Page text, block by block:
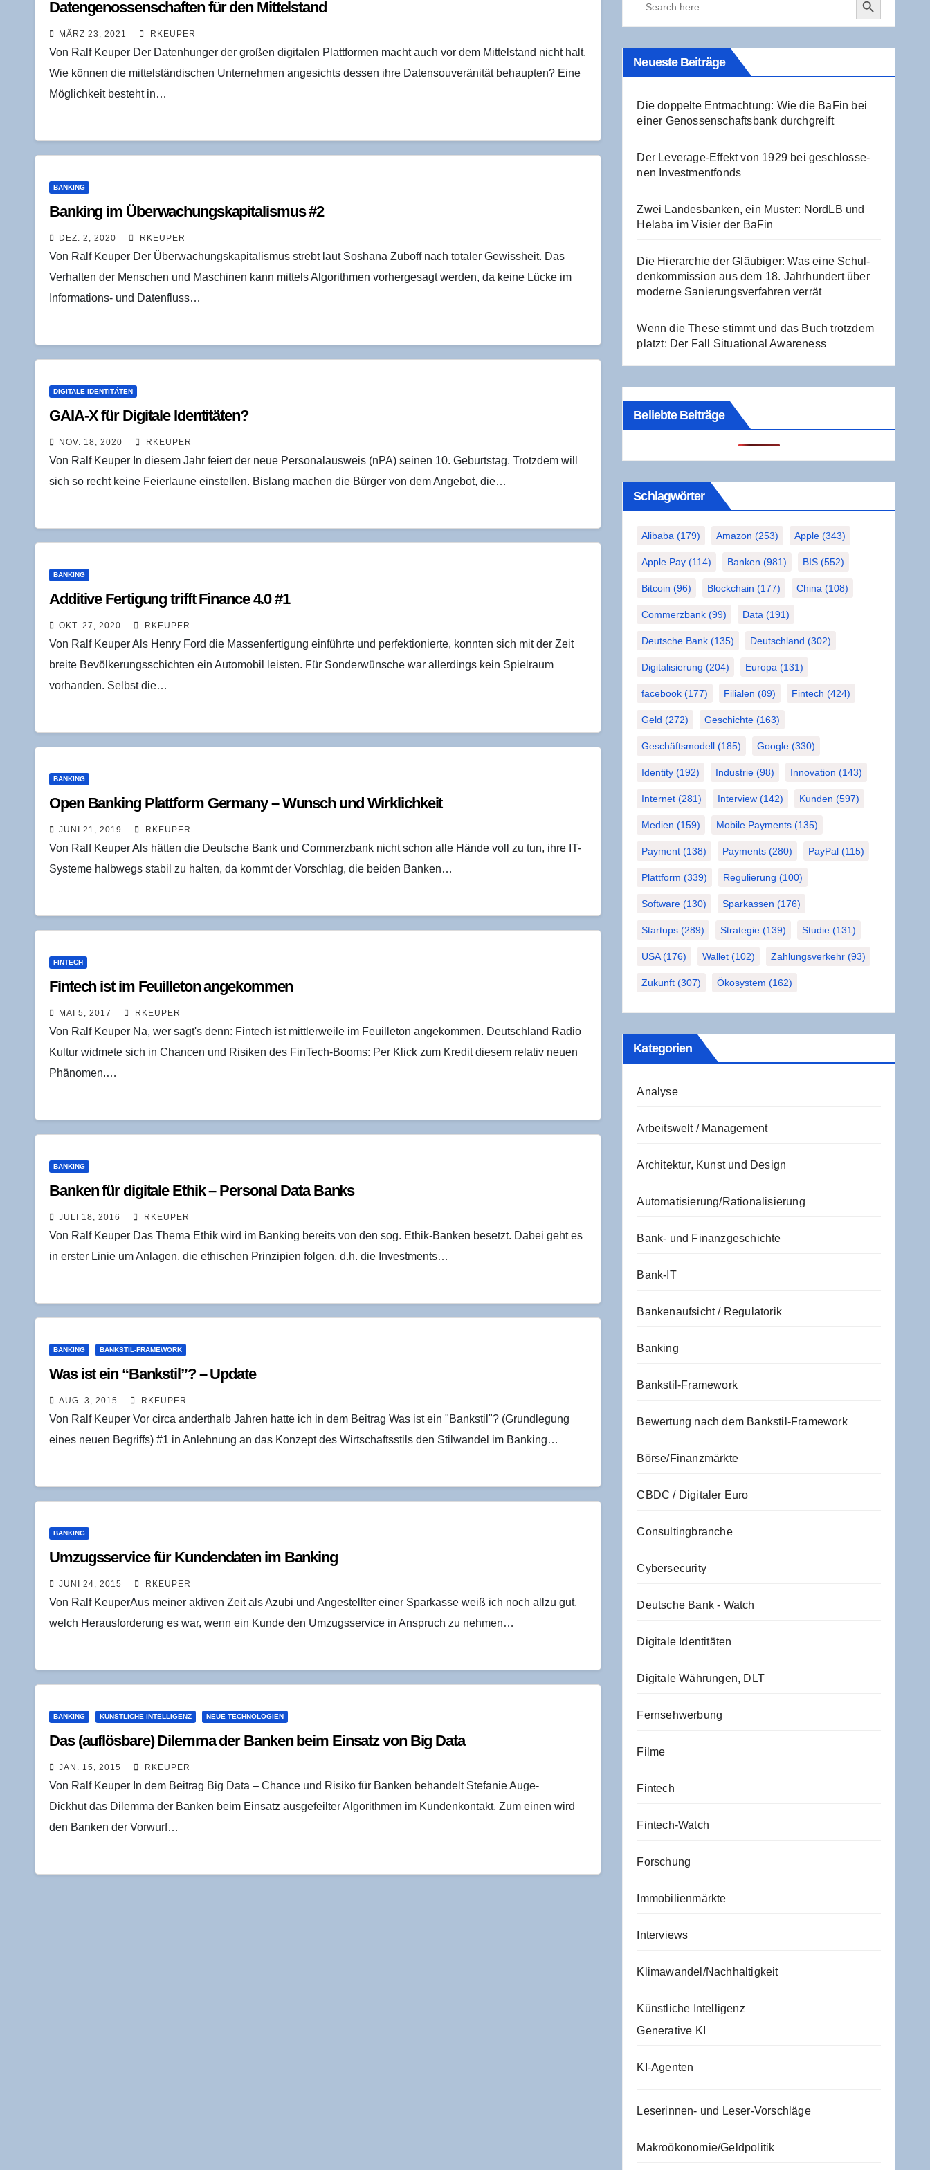
Daten­ge­nos­sen­schaf­ten für den Mittelstand
MÄRZ 23, 2021 RKEUPER
Von Ralf Keuper Der Datenhunger der großen digitalen Plattformen macht auch vor dem Mittelstand nicht halt.
Wie können die mittelständischen Unternehmen angesichts dessen ihre Datensouveränität behaupten? Eine
Möglichkeit besteht in…
BANKING
Ban­king im Über­wa­chungs­ka­pi­ta­lis­mus #2
DEZ. 2, 2020 RKEUPER
Von Ralf Keuper Der Überwachungskapitalismus strebt laut Soshana Zuboff nach totaler Gewissheit. Das
Verhalten der Menschen und Maschinen kann mittels Algorithmen vorhergesagt werden, da keine Lücke im
Informations- und Datenfluss…
DIGITALE IDENTITÄTEN
GAIA‑X für Digi­ta­le Identitäten?
NOV. 18, 2020 RKEUPER
Von Ralf Keuper In diesem Jahr feiert der neue Personalausweis (nPA) seinen 10. Geburtstag. Trotzdem will
sich so recht keine Feierlaune einstellen. Bislang machen die Bürger von dem Angebot, die…
BANKING
Addi­ti­ve Fer­ti­gung trifft Finan­ce 4.0 #1
OKT. 27, 2020 RKEUPER
Von Ralf Keuper Als Henry Ford die Massenfertigung einführte und perfektionierte, konnten sich mit der Zeit
breite Bevölkerungsschichten ein Automobil leisten. Für Sonderwünsche war allerdings kein Spielraum
vorhanden. Selbst die…
BANKING
Open Ban­king Platt­form Ger­ma­ny – Wunsch und Wirklichkeit
JUNI 21, 2019 RKEUPER
Von Ralf Keuper Als hätten die Deutsche Bank und Commerzbank nicht schon alle Hände voll zu tun, ihre IT-
Systeme halbwegs stabil zu halten, da kommt der Vorschlag, die beiden Banken…
FINTECH
Fin­tech ist im Feuil­le­ton angekommen
MAI 5, 2017 RKEUPER
Von Ralf Keuper Na, wer sagt's denn: Fintech ist mittlerweile im Feuilleton angekommen. Deutschland Radio
Kultur widmete sich in Chancen und Risiken des FinTech-Booms: Per Klick zum Kredit diesem relativ neuen
Phänomen.…
BANKING
Ban­ken für digi­ta­le Ethik – Per­so­nal Data Banks
JULI 18, 2016 RKEUPER
Von Ralf Keuper Das Thema Ethik wird im Banking bereits von den sog. Ethik-Banken besetzt. Dabei geht es
in erster Linie um Anlagen, die ethischen Prinzipien folgen, d.h. die Investments…
BANKING BANKSTIL-FRAMEWORK
Was ist ein “Bank­stil”? – Update
AUG. 3, 2015 RKEUPER
Von Ralf Keuper Vor circa anderthalb Jahren hatte ich in dem Beitrag Was ist ein "Bankstil"? (Grundlegung
eines neuen Begriffs) #1 in Anlehnung an das Konzept des Wirtschaftsstils den Stilwandel im Banking…
BANKING
Umzugs­ser­vice für Kun­den­da­ten im Banking
JUNI 24, 2015 RKEUPER
Von Ralf KeuperAus meiner aktiven Zeit als Azubi und Angestellter einer Sparkasse weiß ich noch allzu gut,
welch Herausforderung es war, wenn ein Kunde den Umzugsservice in Anspruch zu nehmen…
BANKING KÜNSTLICHE INTELLIGENZ NEUE TECHNOLOGIEN
Das (auf­lös­ba­re) Dilem­ma der Ban­ken beim Ein­satz von Big Data
JAN. 15, 2015 RKEUPER
Von Ralf Keuper In dem Beitrag Big Data – Chance und Risiko für Banken behandelt Stefanie Auge-
Dickhut das Dilemma der Banken beim Einsatz ausgefeilter Algorithmen im Kundenkontakt. Zum einen wird
den Banken der Vorwurf…
for:
Neu­es­te Beiträge
Die dop­pel­te Ent­mach­tung: Wie die BaFin bei
einer Genos­sen­schafts­bank durchgreift
Der Levera­ge-Effekt von 1929 bei geschlos­se­
nen Investmentfonds
Zwei Lan­des­ban­ken, ein Mus­ter: NordLB und
Hela­ba im Visier der BaFin
Die Hier­ar­chie der Gläu­bi­ger: Was eine Schul­
den­kom­mis­si­on aus dem 18. Jahr­hun­dert über
moder­ne Sanie­rungs­ver­fah­ren verrät
Wenn die The­se stimmt und das Buch trotz­dem
platzt: Der Fall Situa­tio­nal Awareness
Beliebte Beiträge
Schlag­wör­ter
Alibaba (179) Amazon (253) Apple (343)
Apple Pay (114) Banken (981) BIS (552)
Bitcoin (96) Blockchain (177) China (108)
Commerzbank (99) Data (191)
Deutsche Bank (135) Deutschland (302)
Digitalisierung (204) Europa (131)
facebook (177) Filialen (89) Fintech (424)
Geld (272) Geschichte (163)
Geschäftsmodell (185) Google (330)
Identity (192) Industrie (98) Innovation (143)
Internet (281) Interview (142) Kunden (597)
Medien (159) Mobile Payments (135)
Payment (138) Payments (280) PayPal (115)
Plattform (339) Regulierung (100)
Software (130) Sparkassen (176)
Startups (289) Strategie (139) Studie (131)
USA(176) Wallet (102) Zahlungsverkehr (93)
Zukunft (307) Ökosystem (162)
Kate­go­rien
Analyse
Arbeitswelt / Management
Architektur, Kunst und Design
Automatisierung/Rationalisierung
Bank- und Finanzgeschichte
Bank-IT
Bankenaufsicht / Regulatorik
Banking
Bankstil-Framework
Bewertung nach dem Bankstil-Framework
Börse/Finanzmärkte
CBDC / Digitaler Euro
Consultingbranche
Cybersecurity
Deutsche Bank - Watch
Digitale Identitäten
Digitale Währungen, DLT
Fernsehwerbung
Filme
Fintech
Fintech-Watch
Forschung
Immobilienmärkte
Interviews
Klimawandel/Nachhaltigkeit
Künstliche Intelligenz
Generative KI
KI-Agenten
Leserinnen- und Leser-Vorschläge
Makroökonomie/Geldpolitik